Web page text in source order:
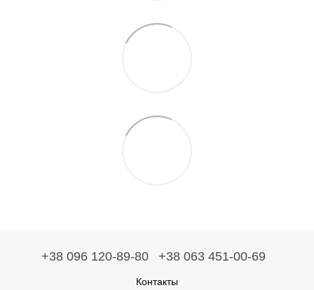
+38 096 120-89-80 +38 063 451-00-69
Контакты